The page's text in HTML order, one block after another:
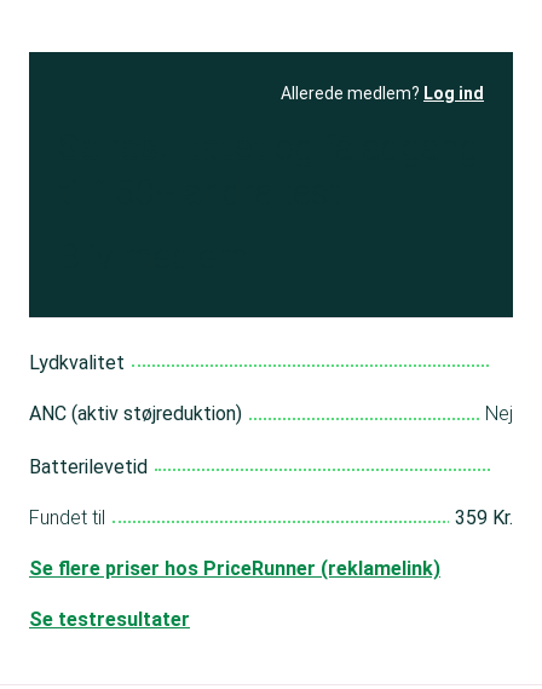
Allerede medlem? Log ind
Lydkvalitet
ANC (aktiv støjreduktion) Nej
Batterilevetid
Fundet til 359 Kr.
Se flere priser hos PriceRunner (reklamelink)
Se testresultater